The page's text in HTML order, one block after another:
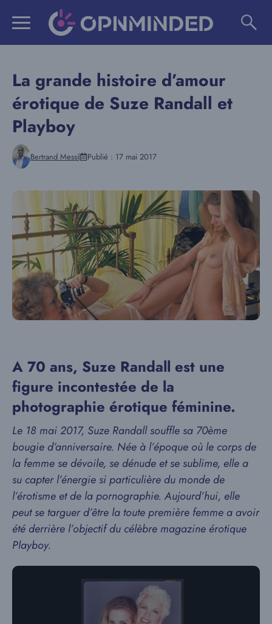
La grande histoire d’amour
érotique de Suze Randall et
Playboy
Bertrand Messi Publié : 17 mai 2017
A 70 ans, Suze Randall est une
figure incontestée de la
photographie érotique féminine.
Le 18 mai 2017, Suze Randall souffle sa 70ème
bougie d’anniversaire. Née à l’époque où le corps de
la femme se dévoile, se dénude et se sublime, elle a
su capter l’énergie si particulière du monde de
l’érotisme et de la pornographie. Aujourd’hui, elle
peut se targuer d’être la toute première femme a avoir
été derrière l’objectif du célèbre magazine érotique
Playboy.